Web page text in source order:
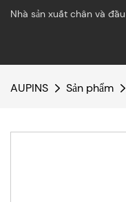
Nhà sản xuất chân và
AUPINS Sản phẩm